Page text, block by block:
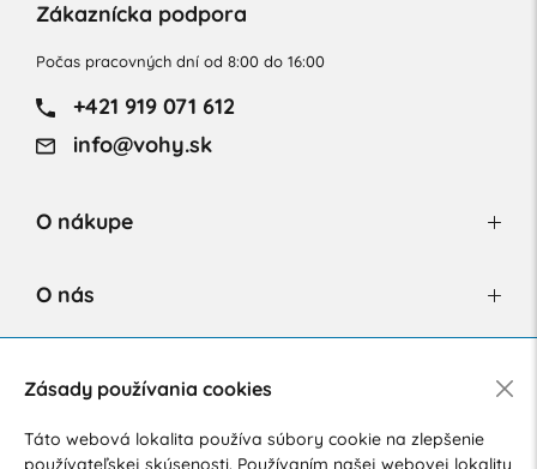
Zákaznícka podpora
Počas pracovných dní od 8:00 do 16:00
+421 919 071 612
info@vohy.sk
O nákupe
O nás
Zásady používania cookies
Táto webová lokalita používa súbory cookie na zlepšenie
používateľskej skúsenosti. Používaním našej webovej lokality